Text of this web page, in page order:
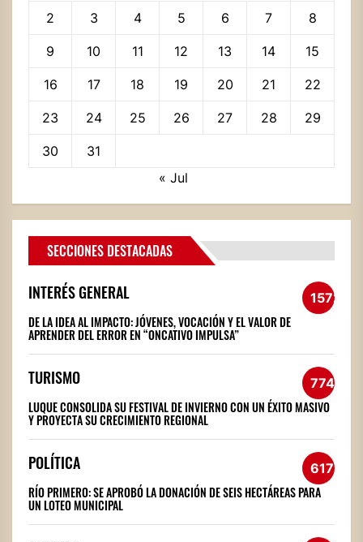
2 3 4 5 6 7 8
9 10 11 12 13 14 15
16 17 18 19 20 21 22
23 24 25 26 27 28 29
30
31
« Jul
SECCIONES DESTACADAS
INTERÉS GENERAL 1572
DE LA IDEA AL IMPACTO: JÓVENES, VOCACIÓN Y EL VALOR DE
APRENDER DEL ERROR EN “ONCATIVO IMPULSA”
TURISMO 774
LUQUE CONSOLIDA SU FESTIVAL DE INVIERNO CON UN ÉXITO MASIVO
Y PROYECTA SU CRECIMIENTO REGIONAL
POLÍTICA 617
RÍO PRIMERO: SE APROBÓ LA DONACIÓN DE SEIS HECTÁREAS PARA
UN LOTEO MUNICIPAL